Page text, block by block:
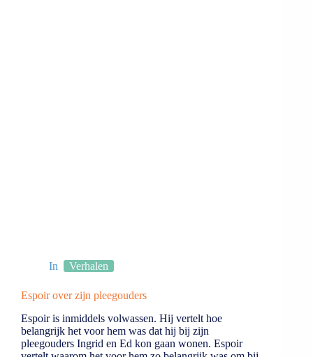
In Verhalen
Espoir over zijn pleegouders
Espoir is inmiddels volwassen. Hij vertelt hoe
belangrijk het voor hem was dat hij bij zijn
pleegouders Ingrid en Ed kon gaan wonen. Espoir